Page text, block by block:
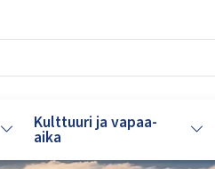
Vaihda alasvetovalikkoa
Kulttuuri ja vapaa-
aika